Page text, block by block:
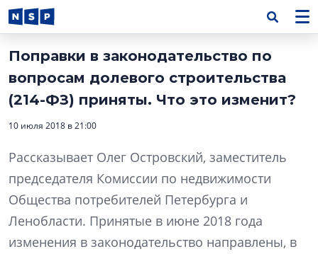
Поправки в законодательство по
вопросам долевого строительства
(214-ФЗ) приняты. Что это изменит?
10 июля 2018 в 21:00
Рассказывает Олег Островский, заместитель
председателя Комиссии по недвижимости
Общества потребителей Петербурга и
Ленобласти. Принятые в июне 2018 года
изменения в законодательство направлены, в